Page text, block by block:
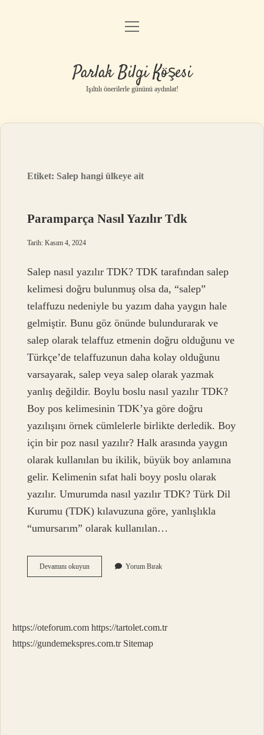
Anasayfa
Yasal Uyarı
menüyü
Parlak Bilgi Köşesi
Işıltılı önerilerle gününü aydınlat!
Etiket: Salep hangi ülkeye ait
Paramparça Nasıl Yazılır Tdk
Tarih: Kasım 4, 2024
Salep nasıl yazılır TDK? TDK tarafından salep
kelimesi doğru bulunmuş olsa da, “salep”
telaffuzu nedeniyle bu yazım daha yaygın hale
gelmiştir. Bunu göz önünde bulundurarak ve
salep olarak telaffuz etmenin doğru olduğunu ve
Türkçe’de telaffuzunun daha kolay olduğunu
varsayarak, salep veya salep olarak yazmak
yanlış değildir. Boylu boslu nasıl yazılır TDK?
Boy pos kelimesinin TDK’ya göre doğru
yazılışını örnek cümlelerle birlikte derledik. Boy
için bir poz nasıl yazılır? Halk arasında yaygın
olarak kullanılan bu ikilik, büyük boy anlamına
gelir. Kelimenin sıfat hali boyy poslu olarak
yazılır. Umurumda nasıl yazılır TDK? Türk Dil
Kurumu (TDK) kılavuzuna göre, yanlışlıkla
“umursarım” olarak kullanılan…
Devamını okuyunParamparça
Nasıl
Yorum Bırak
https://oteforum.com https://tartolet.com.tr
https://gundemekspres.com.tr Sitemap